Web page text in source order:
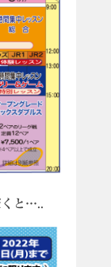
くと…..